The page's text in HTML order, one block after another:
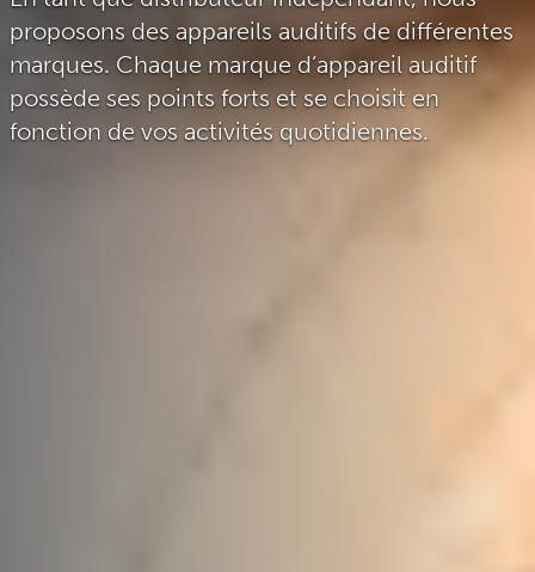
proposons des appareils auditifs de différentes
marques. Chaque marque d’appareil auditif
possède ses points forts et se choisit en
fonction de vos activités quotidiennes.